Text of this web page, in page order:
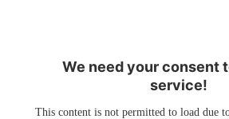
We need your consent
service!
This content is not permitted to load due